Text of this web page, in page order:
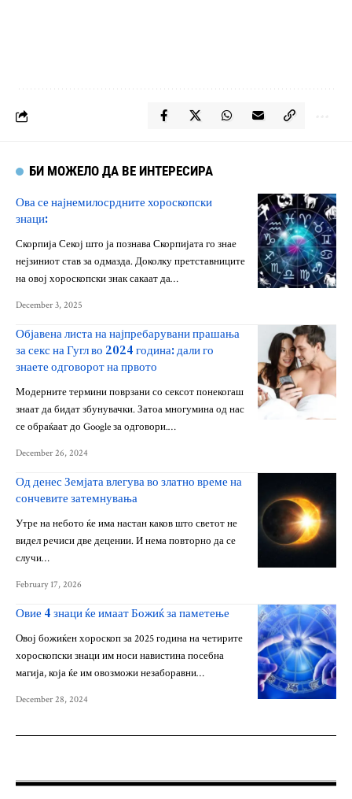
БИ МОЖЕЛО ДА ВЕ ИНТЕРЕСИРА
Ова се најнемилосрдните хороскопски
знаци:
Скорпија Секој што ја познава Скорпијата го знае
нејзиниот став за одмазда. Доколку претставниците
на овој хороскопски знак сакаат да…
December 3, 2025
Објавена листа на најпребарувани прашања
за секс на Гугл во 2024 година: дали го
знаете одговорот на првото
Модерните термини поврзани со сексот понекогаш
знаат да бидат збунувачки. Затоа многумина од нас
се обраќаат до Google за одговори.…
December 26, 2024
Од денес Земјата влегува во златно време на
сончевите затемнувања
Утре на небото ќе има настан каков што светот не
видел речиси две децении. И нема повторно да се
случи…
February 17, 2026
Овие 4 знаци ќе имаат Божиќ за паметење
Овој божиќен хороскоп за 2025 година на четирите
хороскопски знаци им носи навистина посебна
магија, која ќе им овозможи незаборавни…
December 28, 2024